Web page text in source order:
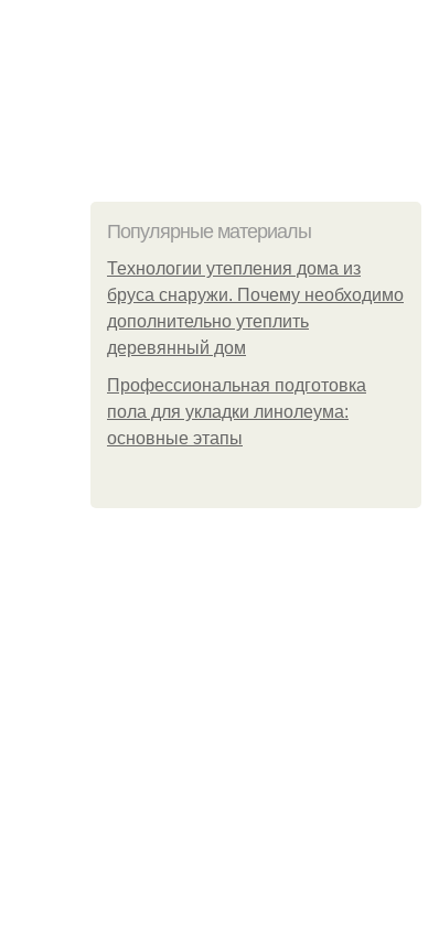
Популярные материалы
Технологии утепления дома из
бруса снаружи. Почему необходимо
дополнительно утеплить
деревянный дом
Профессиональная подготовка
пола для укладки линолеума:
основные этапы